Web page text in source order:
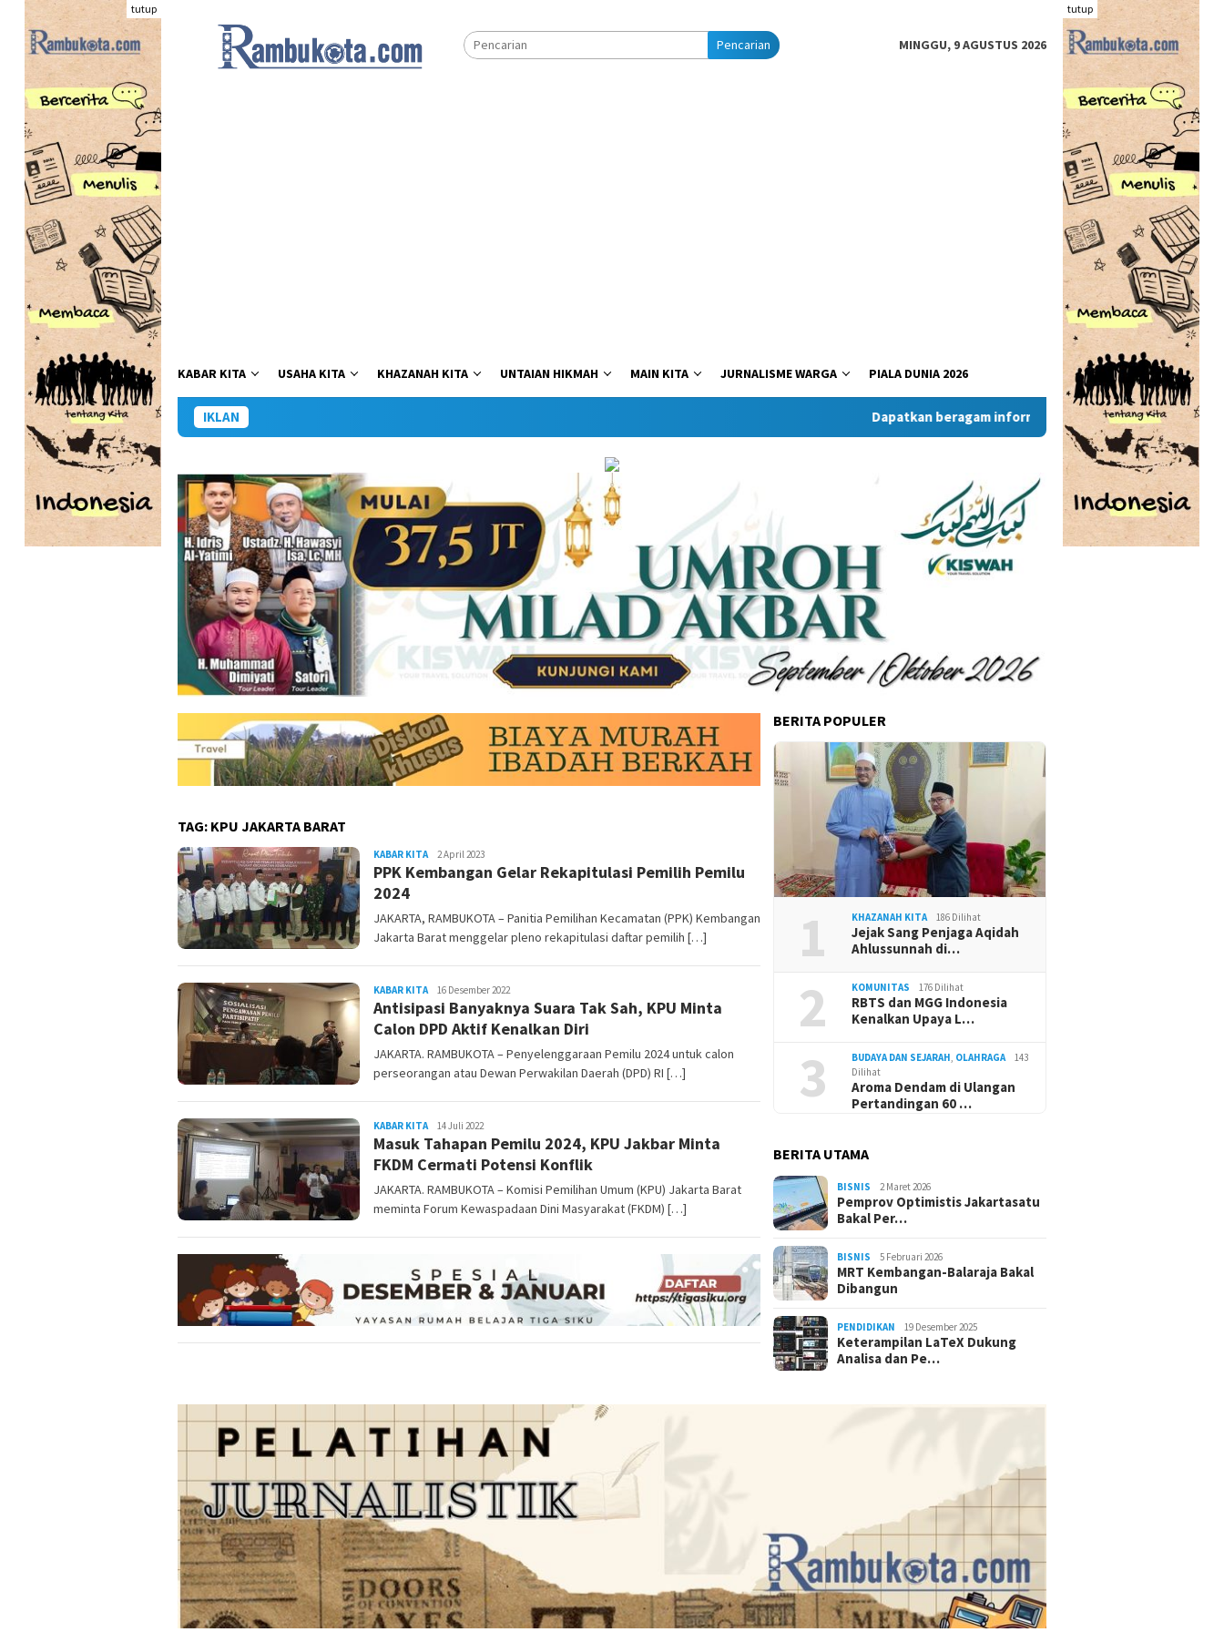
Loncat
konten
tutup tutup
Pencarian MINGGU, 9 AGUSTUS 2026
KABAR KITA USAHA KITA KHAZANAH KITA UNTAIAN HIKMAH MAIN KITA JURNALISME WARGA PIALA DUNIA 2026
IKLAN Dapatkan beragam informasi dan berita menarik dari situs
TAG: KPU JAKARTA BARAT
KABAR KITAREDAKSI
RAMBUKOTA
2 April 2023
PPK Kembangan Gelar Rekapitulasi Pemilih Pemilu
2024
JAKARTA, RAMBUKOTA – Panitia Pemilihan Kecamatan (PPK) Kembangan
Jakarta Barat menggelar pleno rekapitulasi daftar pemilih […]
KABAR KITAREDAKSI
RAMBUKOTA
16 Desember 2022
Antisipasi Banyaknya Suara Tak Sah, KPU Minta
Calon DPD Aktif Kenalkan Diri
JAKARTA. RAMBUKOTA – Penyelenggaraan Pemilu 2024 untuk calon
perseorangan atau Dewan Perwakilan Daerah (DPD) RI […]
KABAR KITAREDAKSI
RAMBUKOTA
14 Juli 2022
Masuk Tahapan Pemilu 2024, KPU Jakbar Minta
FKDM Cermati Potensi Konflik
JAKARTA. RAMBUKOTA – Komisi Pemilihan Umum (KPU) Jakarta Barat
meminta Forum Kewaspadaan Dini Masyarakat (FKDM) […]
BERITA POPULER
1 KHAZANAH KITA 186 Dilihat
Jejak Sang Penjaga Aqidah
Ahlussunnah di…
2 KOMUNITAS 176 Dilihat
RBTS dan MGG Indonesia
Kenalkan Upaya L…
3 BUDAYA DAN SEJARAH OLAHRAGA
143
Dilihat
Aroma Dendam di Ulangan
Pertandingan 60 …
BERITA UTAMA
BISNIS 2 Maret 2026
Pemprov Optimistis Jakartasatu
Bakal Per…
BISNIS 5 Februari 2026
MRT Kembangan-Balaraja Bakal
Dibangun
PENDIDIKAN 19 Desember 2025
Keterampilan LaTeX Dukung
Analisa dan Pe…